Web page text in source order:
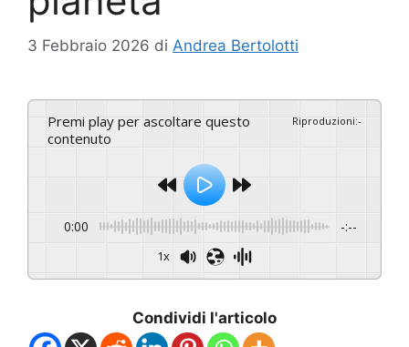
3 Febbraio 2026 di Andrea Bertolotti
Premi play per ascoltare questo
contenuto
Riproduzioni:-
0:00 -:--
1x
Condividi l'articolo